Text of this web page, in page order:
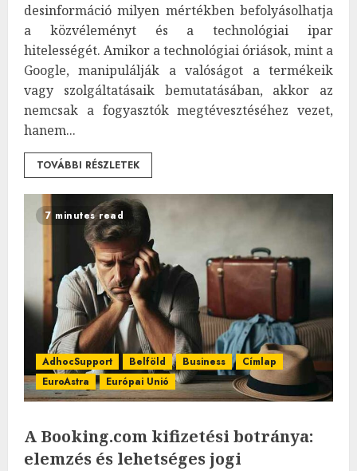
desinformáció milyen mértékben befolyásolhatja
a közvéleményt és a technológiai ipar
hitelességét. Amikor a technológiai óriások, mint a
Google, manipulálják a valóságot a termékeik
vagy szolgáltatásaik bemutatásában, akkor az
nemcsak a fogyasztók megtévesztéséhez vezet,
hanem...
TOVÁBBI RÉSZLETEK
7 minutes read
AdhocSupport Belföld Business
Címlap
EuroAstra
Európai Unió
A Booking.com kifizetési botránya:
elemzés és lehetséges jogi